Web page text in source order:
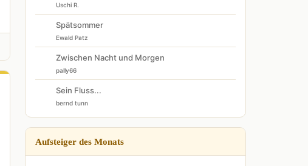
Uschi R.
Spätsommer
Ewald Patz
Zwischen Nacht und Morgen
pally66
Sein Fluss...
bernd tunn
Aufsteiger des Monats